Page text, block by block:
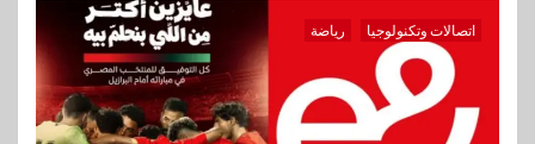
اتصالات وتكنولوجيا رياضة